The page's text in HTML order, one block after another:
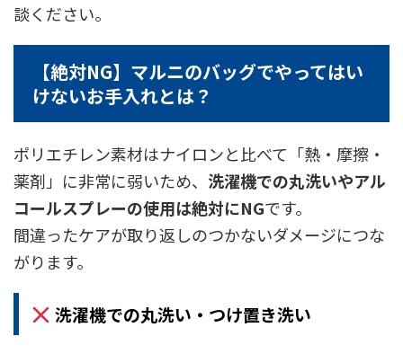
談ください。
【絶対NG】マルニのバッグでやってはい
けないお手入れとは？
ポリエチレン素材はナイロンと比べて「熱・摩擦・
薬剤」に非常に弱いため、 洗濯機での丸洗いやアル
コールスプレーの使用は絶対にNGです。
間違ったケアが取り返しのつかないダメージにつな
がります。
洗濯機での丸洗い・つけ置き洗い